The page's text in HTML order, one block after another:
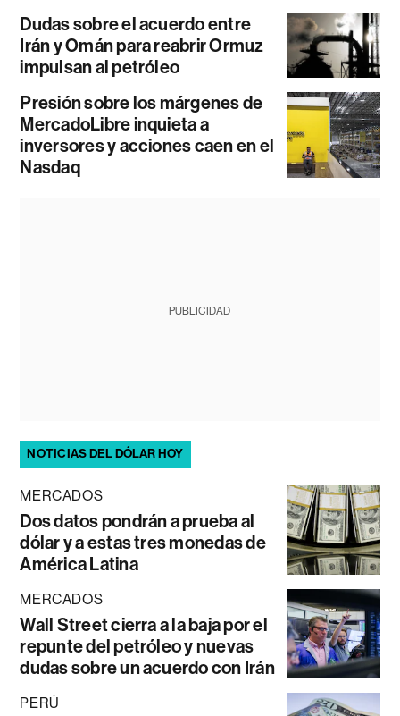
Dudas sobre el acuerdo entre
Irán y Omán para reabrir Ormuz
impulsan al petróleo
Presión sobre los márgenes de
MercadoLibre inquieta a
inversores y acciones caen en el
Nasdaq
PUBLICIDAD
NOTICIAS DEL DÓLAR HOY
MERCADOS
Dos datos pondrán a prueba al
dólar y a estas tres monedas de
América Latina
MERCADOS
Wall Street cierra a la baja por el
repunte del petróleo y nuevas
dudas sobre un acuerdo con Irán
PERÚ